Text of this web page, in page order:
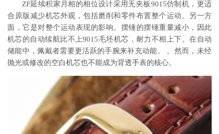
ZF延续积家月相的相位设计采用无夹板9015仿制机，更适
合原版减少机芯外观，包括磨削和零件布置整个运动。另一方
面，它是对整个运动表现的影响。摆锤的摆锤重量减小，因此
机芯的自动续航比不上9015毛坯机芯，耐力不相上下。在自动
储能中，佩戴者需要更活跃的手腕来补充动能。 。然而，未经
抛光或修改的空白机芯也不能成为背透手表的核心。